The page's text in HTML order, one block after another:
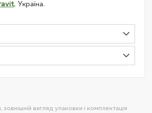
, Україна.
вигляд упаковки і комплектація